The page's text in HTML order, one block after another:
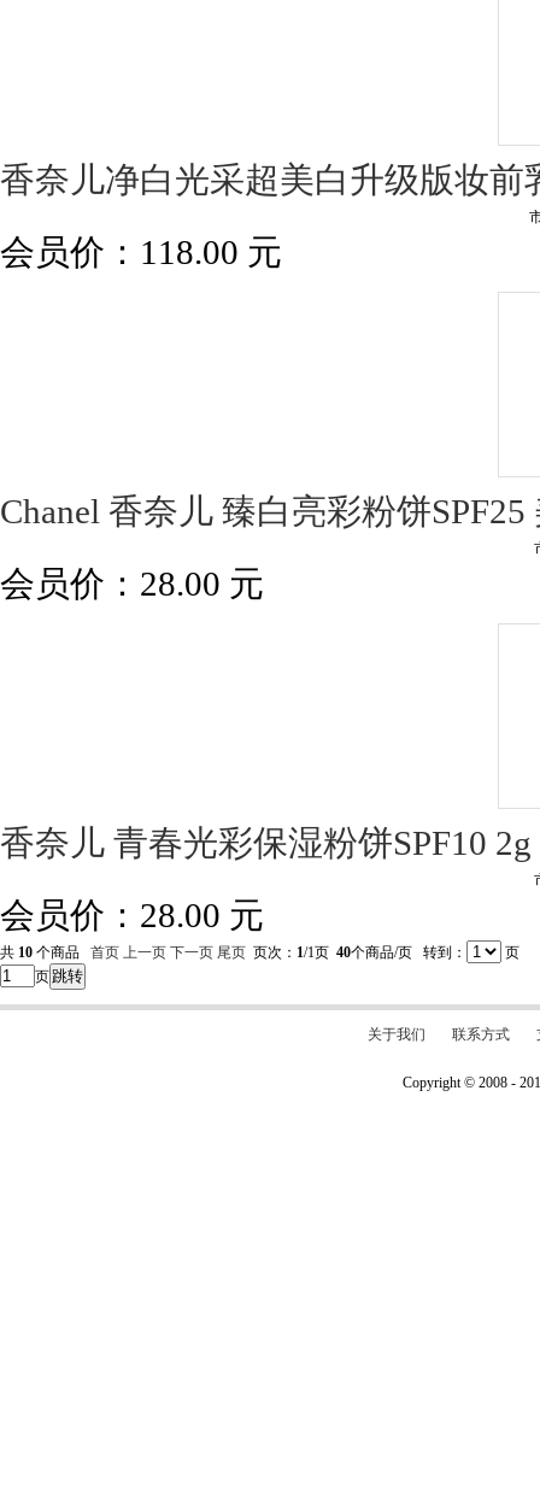
香奈儿净白光采超美白升级版妆
会员价： 118.00 元
Chanel 香奈儿 臻白亮彩粉饼
会员价： 28.00 元
香奈儿 青春光彩保湿粉饼SPF10
会员价： 28.00 元
共 10 个商品 首页 上一页 下一页 尾页 页次： 1/1页 40个商品/页 转到：
页
页跳转
关于我们 联系方式
Copyright © 2008 -